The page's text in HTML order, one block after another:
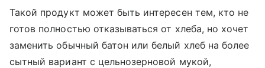
Такой продукт может быть интересен тем, кто не
готов полностью отказываться от хлеба, но хочет
заменить обычный батон или белый хлеб на более
сытный вариант с цельнозерновой мукой,